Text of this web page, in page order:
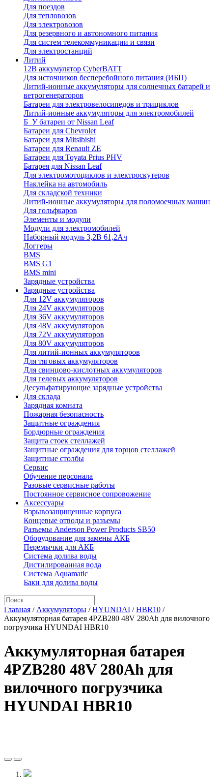
Для поездов
Для тепловозов
Для электровозов
Для резервного и автономного питания
Для систем телекоммуникации и связи
Для электростанций
Литий
12В аккумулятор CyberBATT
Для источников бесперебойного питания (ИБП)
Литий-ионные аккумуляторы для солнечных батарей и
ветрогенераторов
Батареи для электровелосипедов и трициклов
Литий-ионные аккумуляторы для электромобилей
Б_У батареи от Nissan Leaf
Батареи для Chevrolet
Батареи для Mitsibishi
Батареи для Renault ZE
Батареи для Toyata Prius PHV
Батарея для Nissan Leaf
Для электромотоциклов и электроскутеров
Наклейка на автомобиль
Для складской техники
Литий-ионные аккумуляторы для поломоечных машин
Для гольфкаров
Элементы и модули
Модули для электромобилей
Наборный модуль 3,2В 61,2Ач
Логгеры
BMS
BMS G1
BMS mini
Зарядные устройства
Зарядные устройства
Для 12V аккумуляторов
Для 24V аккумуляторов
Для 36V аккумуляторов
Для 48V аккумуляторов
Для 72V аккумуляторов
Для 80V аккумуляторов
Для литий-ионных аккумуляторов
Для тяговых аккумуляторов
Для свинцово-кислотных аккумуляторов
Для гелевых аккумуляторов
Десульфатирующие зарядные устройства
Для склада
Зарядная комната
Пожарная безопасность
Защитные ограждения
Бордюрные ограждения
Защита стоек стеллажей
Защитные ограждения для торцов стеллажей
Защитные столбы
Сервис
Обучение персонала
Разовые сервисные работы
Постоянное сервисное сопровожение
Аксессуары
Взрывозащищенные корпуса
Концевые отводы и разъемы
Разъемы Anderson Power Products SB50
Оборудование для замены АКБ
Перемычки для АКБ
Система долива воды
Дистилированная вода
Система Aquamatic
Баки для долива воды
Главная / Аккумуляторы /HYUNDAI /HBR10 /
Аккумуляторная батарея 4PZB280 48V 280Ah для вилочного
погрузчика HYUNDAI HBR10
Аккумуляторная батарея
4PZB280 48V 280Ah для
вилочного погрузчика
HYUNDAI HBR10